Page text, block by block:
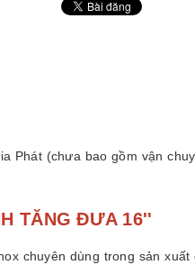
Phát (chưa bao gồm vận
TĂNG ĐƯA 16''
chuyên dùng trong sản